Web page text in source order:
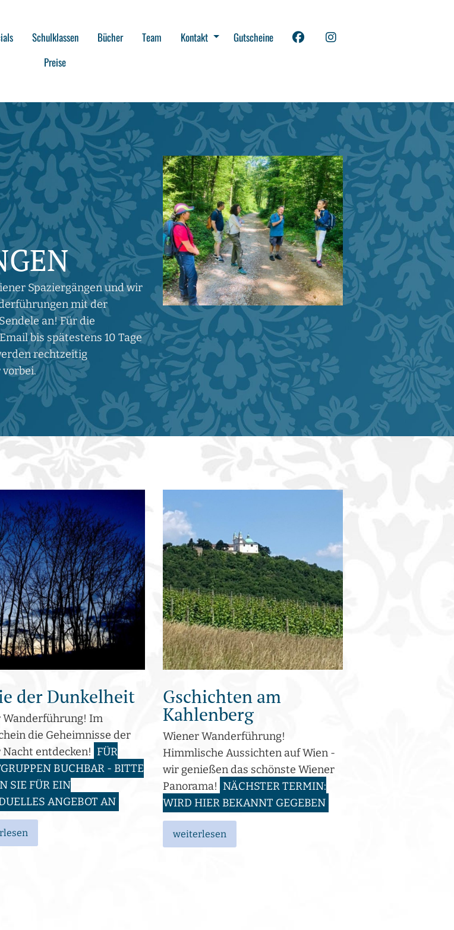
Schulklassen Bücher Team Kontakt
Gutscheine
Preise
Spaziergängen und wir
mit der
an! Für die
bis spätestens 10 Tage
rechtzeitig
vorbei.
der Dunkelheit
Wanderführung! Im
die Geheimnisse der
Nacht entdecken! FÜR
BUCHBAR - BITTE
SIE FÜR EIN
ANGEBOT AN
Gschichten am
Kahlenberg
Wiener Wanderführung!
Himmlische Aussichten auf Wien -
wir genießen das schönste Wiener
Panorama! NÄCHSTER TERMIN:
WIRD HIER BEKANNT GEGEBEN
weiterlesen